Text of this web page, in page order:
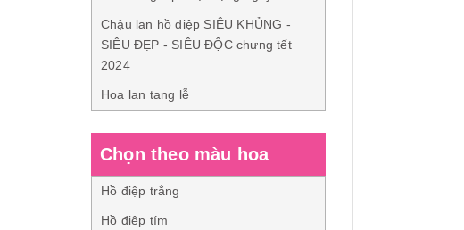
Chậu lan hồ điệp SIÊU KHỦNG -
SIÊU ĐẸP - SIÊU ĐỘC chưng tết
2024
Hoa lan tang lễ
Chọn theo màu hoa
Hồ điệp trắng
Hồ điệp tím